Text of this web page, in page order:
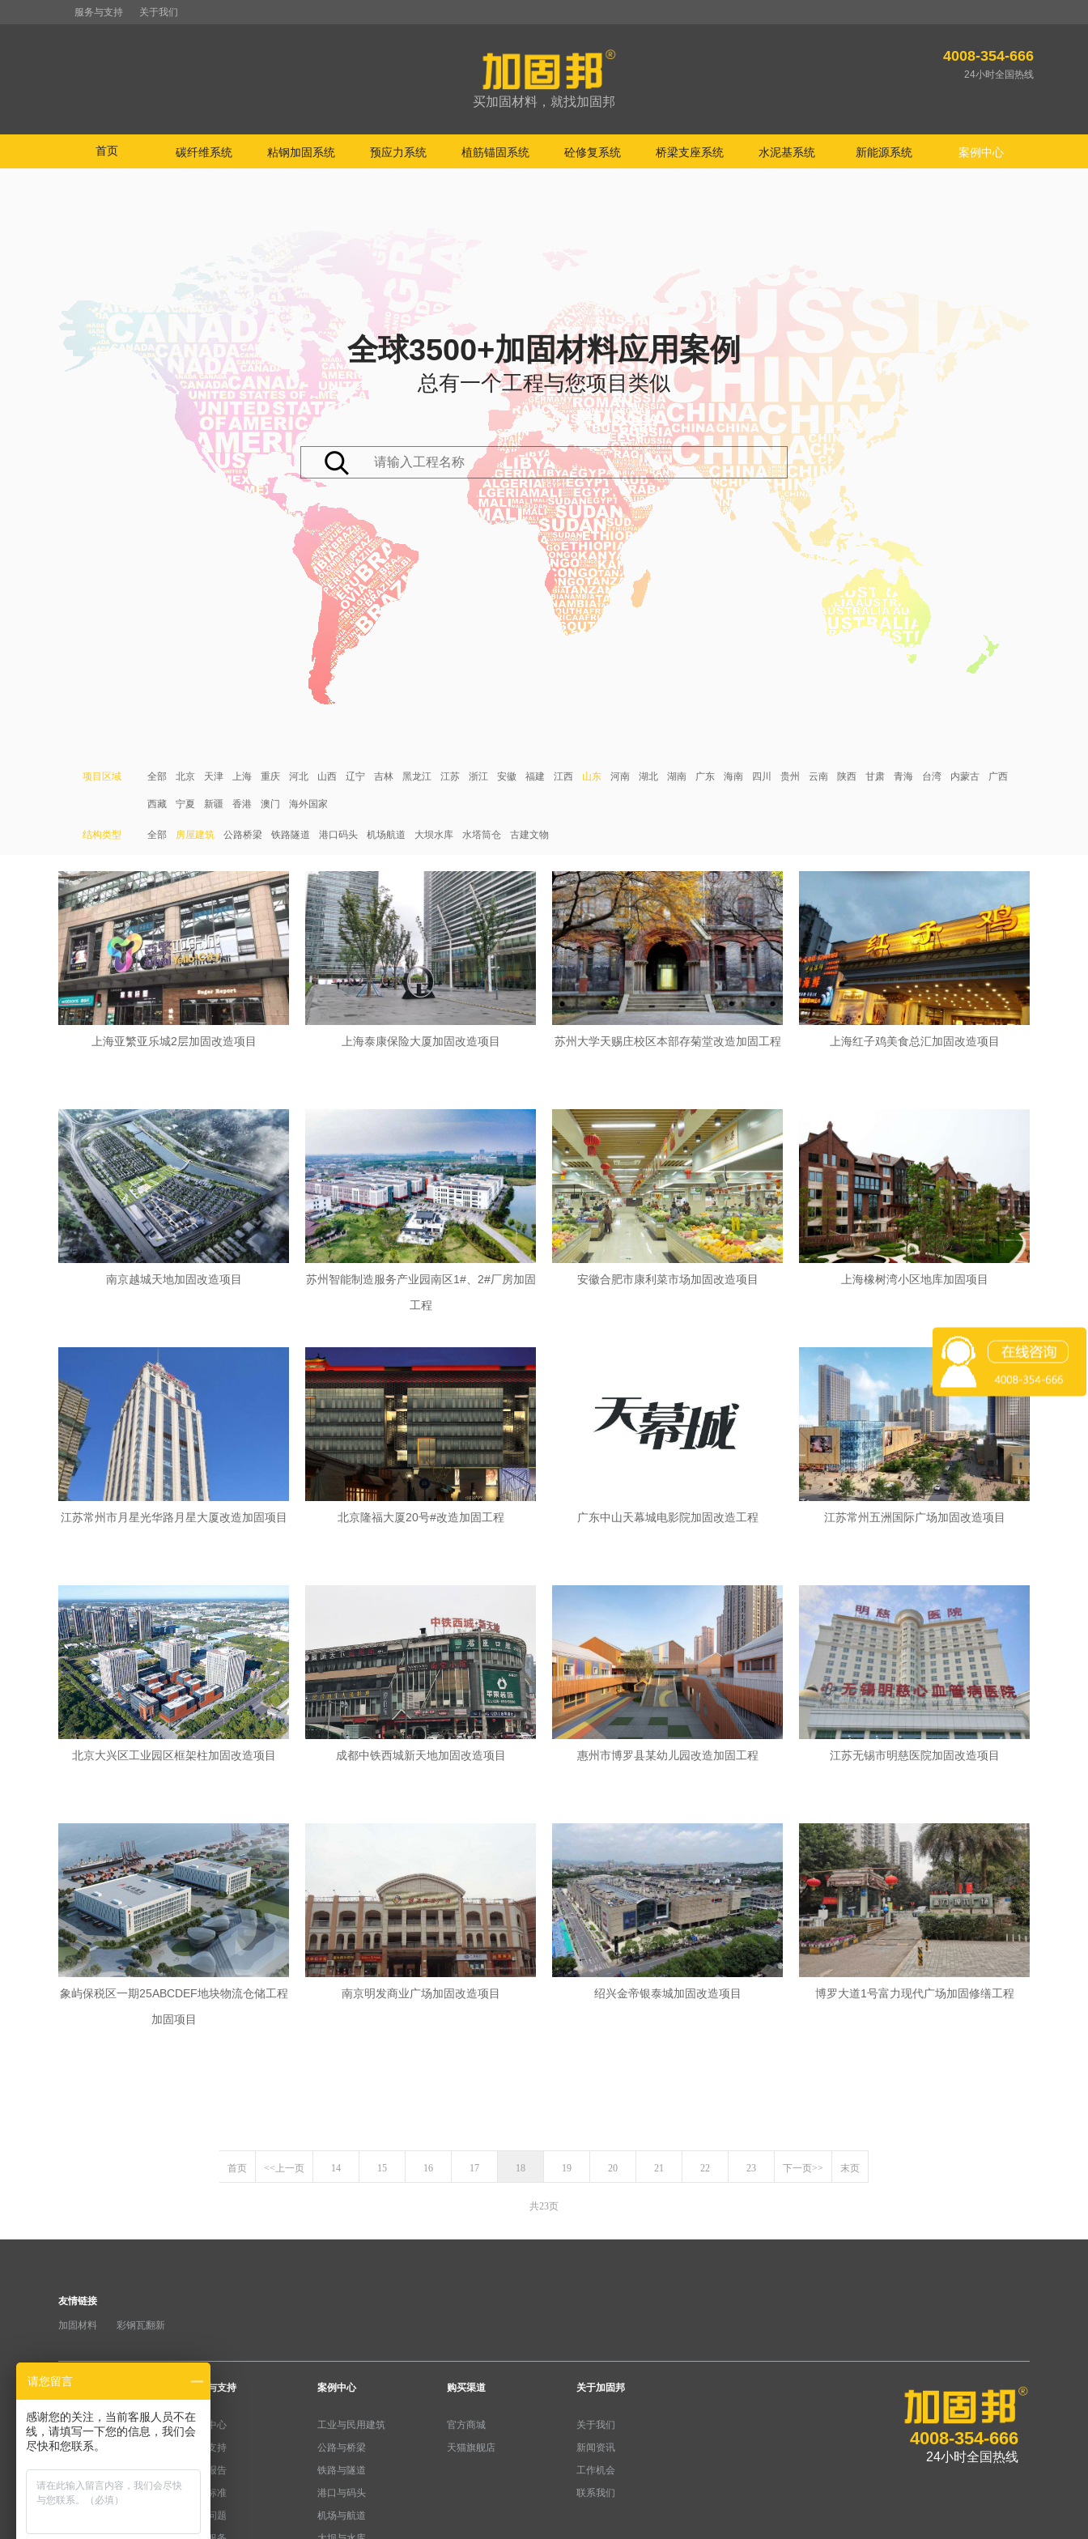
服务与支持 关于我们
买加固材料，就找加固邦
4008-354-666
24小时全国热线
首页 碳纤维系统 粘钢加固系统 预应力系统 植筋锚固系统 砼修复系统 桥梁支座系统 水泥基系统 新能源系统 案例中心
全球3500+加固材料应用案例
总有一个工程与您项目类似
项目区域 全部 北京 天津 上海 重庆 河北 山西 辽宁 吉林 黑龙江 江苏 浙江 安徽 福建 江西 山东 河南 湖北 湖南 广东 海南 四川 贵州 云南 陕西 甘肃 青海 台湾 内蒙古 广西
西藏 宁夏 新疆 香港 澳门 海外国家
结构类型 全部 房屋建筑 公路桥梁 铁路隧道 港口码头 机场航道 大坝水库 水塔筒仓 古建文物
上海亚繁亚乐城2层加固改造项目 上海泰康保险大厦加固改造项目 苏州大学天赐庄校区本部存菊堂改造加固工程 上海红子鸡美食总汇加固改造项目
南京越城天地加固改造项目
苏州智能制造服务产业园南区1#、2#厂房加固
工程
安徽合肥市康利菜市场加固改造项目 上海橡树湾小区地库加固项目
江苏常州市月星光华路月星大厦改造加固项目 北京隆福大厦20号#改造加固工程 广东中山天幕城电影院加固改造工程 江苏常州五洲国际广场加固改造项目
北京大兴区工业园区框架柱加固改造项目 成都中铁西城新天地加固改造项目 惠州市博罗县某幼儿园改造加固工程 江苏无锡市明慈医院加固改造项目
象屿保税区一期25ABCDEF地块物流仓储工程
加固项目
南京明发商业广场加固改造项目 绍兴金帝银泰城加固改造项目 博罗大道1号富力现代广场加固修缮工程
首页 <<上一页 14 15 16 17 18 19 20 21 22 23 下一页>> 末页
共23页
友情链接
加固材料 彩钢瓦翻新
产品分类
纤维加固系统
粘钢加固系统
预应力系统
水泥基系统
服务与支持
下载中心
产品支持
检测报告
规范标准
常见问题
案例中心
工业与民用建筑
公路与桥梁
铁路与隧道
港口与码头
机场与航道
购买渠道
官方商城
天猫旗舰店
关于加固邦
关于我们
新闻资讯
工作机会
联系我们
4008-354-666
24小时全国热线
请您留言
感谢您的关注，当前客服人员不在
线，请填写一下您的信息，我们会
尽快和您联系。